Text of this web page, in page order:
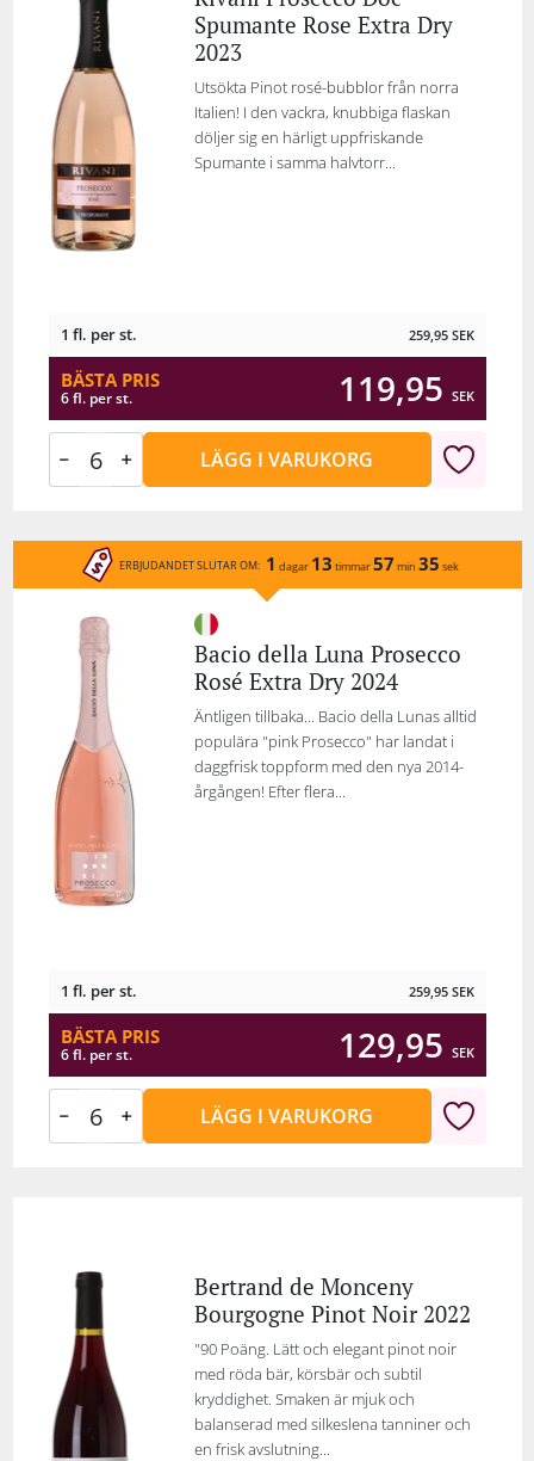
Spumante Rose Extra Dry
2023
Utsökta Pinot rosé-bubblor från norra
Italien! I den vackra, knubbiga flaskan
döljer sig en härligt uppfriskande
Spumante i samma halvtorr...
1 fl. per st. 259,95 SEK
BÄSTA PRIS
6 fl. per st. 119,95 SEK
LÄGG I VARUKORG
ERBJUDANDET SLUTAR OM: 1 dagar 13 timmar57 min 35 sek
Bacio della Luna Prosecco
Rosé Extra Dry 2024
Äntligen tillbaka... Bacio della Lunas alltid
populära "pink Prosecco" har landat i
daggfrisk toppform med den nya 2014-
årgången! Efter flera...
1 fl. per st. 259,95 SEK
BÄSTA PRIS
6 fl. per st. 129,95 SEK
LÄGG I VARUKORG
Bertrand de Monceny
Bourgogne Pinot Noir 2022
"90 Poäng. Lätt och elegant pinot noir
med röda bär, körsbär och subtil
kryddighet. Smaken är mjuk och
balanserad med silkeslena tanniner och
en frisk avslutning...